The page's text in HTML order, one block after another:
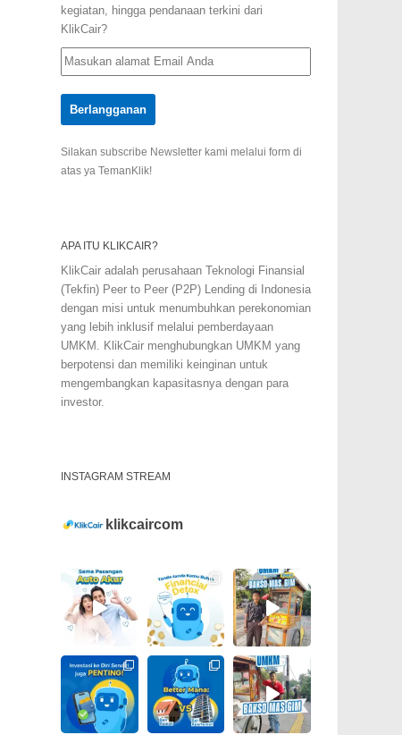
kegiatan, hingga pendanaan terkini dari
KlikCair?
Silakan subscribe Newsletter kami melalui form di
atas ya TemanKlik!
APA ITU KLIKCAIR?
KlikCair adalah perusahaan Teknologi Finansial
(Tekfin) Peer to Peer (P2P) Lending di Indonesia
dengan misi untuk menumbuhkan perekonomian
yang lebih inklusif melalui pemberdayaan
UMKM. KlikCair menghubungkan UMKM yang
berpotensi dan memiliki keinginan untuk
mengembangkan kapasitasnya dengan para
investor.
INSTAGRAM STREAM
klikcaircom